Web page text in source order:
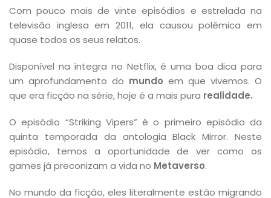
Com pouco mais de vinte episódios e estrelada na
televisão inglesa em 2011, ela causou polêmica em
quase todos os seus relatos.
Disponível na íntegra no Netflix, é uma boa dica para
um aprofundamento do mundo em que vivemos. O
que era ficção na série, hoje é a mais pura realidade.
O episódio “Striking Vipers” é o primeiro episódio da
quinta temporada da antologia Black Mirror. Neste
episódio, temos a oportunidade de ver como os
games já preconizam a vida no Metaverso.
No mundo da ficção, eles literalmente estão migrando